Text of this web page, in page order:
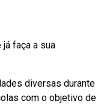
já faça a sua
diversas durante
com o objetivo de